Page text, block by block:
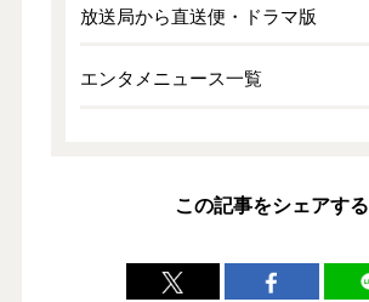
放送局から直送便・ドラマ版
エンタメニュース一覧
この記事をシェアする